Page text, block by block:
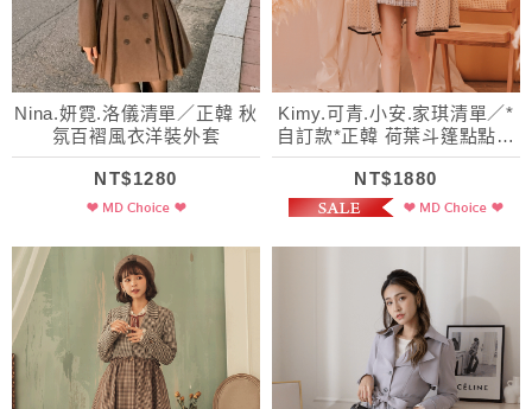
Nina.妍霓.洛儀清單／正韓 秋
氛百褶風衣洋裝外套
NT$1280
Kimy.可青.小安.家琪清單／*
自訂款*正韓 荷葉斗篷點點植
絨風衣
NT$1880